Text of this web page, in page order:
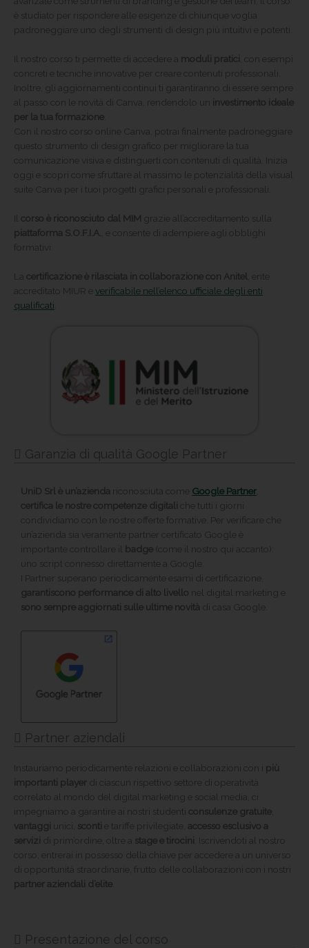
è studiato per rispondere alle esigenze di chiunque voglia
padroneggiare uno degli strumenti di design più intuitivi e potenti.
Il nostro corso ti permette di accedere a moduli pratici , con esempi
concreti e tecniche innovative per creare contenuti professionali.
Inoltre, gli aggiornamenti continui ti garantiranno di essere sempre
al passo con le novità di Canva, rendendolo un investimento ideale
per la tua formazione
Con il nostro corso online Canva, potrai finalmente padroneggiare
questo strumento di design grafico per migliorare la tua
comunicazione visiva e distinguerti con contenuti di qualità. Inizia
oggi e scopri come sfruttare al massimo le potenzialità della visual
suite Canva per i tuoi progetti grafici personali e professionali.
Il corso è riconosciuto dal MIM grazie all’accreditamento sulla
piattaforma S.O.F.I.A. , e consente di adempiere agli obblighi
formativi.
La certificazione è rilasciata in collaborazione con Anitel
, ente
accreditato MIUR e verificabile nell’elenco ufficiale degli enti
qualificati
Garanzia di qualità Google Partner
UniD Srl è un’azienda riconosciuta come Google Partner
certifica le nostre competenze digitali che tutti i giorni
condividiamo con le nostre offerte formative. Per verificare che
un’azienda sia veramente partner certificato Google è
importante controllare il badge (come il nostro qui accanto):
uno script connesso direttamente a Google.
I Partner superano periodicamente esami di certificazione,
garantiscono performance di alto livello nel digital marketing e
sono sempre aggiornati sulle ultime novità di casa Google.
Partner aziendali
Instauriamo periodicamente relazioni e collaborazioni con i più
importanti player di ciascun rispettivo settore di operatività
correlato al mondo del digital marketing e social media, ci
impegniamo a garantire ai nostri studenti consulenze gratuite
vantaggi unici, sconti e tariffe privilegiate, accesso esclusivo a
servizi di prim’ordine, oltre a stage e tirocini . Iscrivendoti al nostro
corso, entrerai in possesso della chiave per accedere a un universo
di opportunità straordinarie, frutto delle collaborazioni con i nostri
partner aziendali d’elite
Presentazione del corso